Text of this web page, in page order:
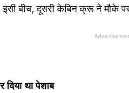
इसी बीच, दूसरी केबिन क्रू ने मौके
दिया था पेशाब